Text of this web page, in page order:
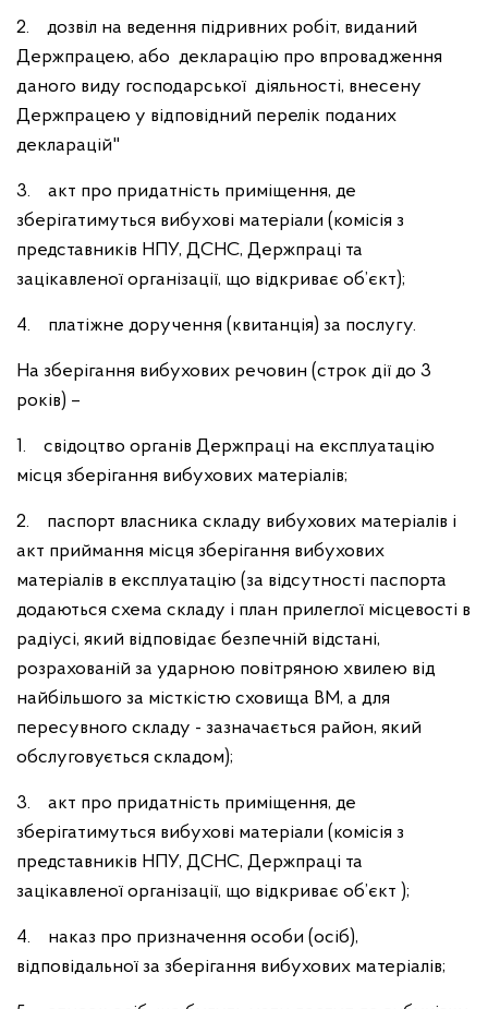
2. дозвіл на ведення підривних робіт, виданий
Держпрацею, або декларацію про впровадження
даного виду господарської діяльності, внесену
Держпрацею у відповідний перелік поданих
декларацій"
3. акт про придатність приміщення, де
зберігатимуться вибухові матеріали (комісія з
представників НПУ, ДСНС, Держпраці та
зацікавленої організації, що відкриває об’єкт);
4. платіжне доручення (квитанція) за послугу.
На зберігання вибухових речовин (строк дії до 3
років) –
1. свідоцтво органів Держпраці на експлуатацію
місця зберігання вибухових матеріалів;
2. паспорт власника складу вибухових матеріалів і
акт приймання місця зберігання вибухових
матеріалів в експлуатацію (за відсутності паспорта
додаються схема складу і план прилеглої місцевості в
радіусі, який відповідає безпечній відстані,
розрахованій за ударною повітряною хвилею від
найбільшого за місткістю сховища ВМ, а для
пересувного складу - зазначається район, який
обслуговується складом);
3. акт про придатність приміщення, де
зберігатимуться вибухові матеріали (комісія з
представників НПУ, ДСНС, Держпраці та
зацікавленої організації, що відкриває об’єкт );
4. наказ про призначення особи (осіб),
відповідальної за зберігання вибухових матеріалів;